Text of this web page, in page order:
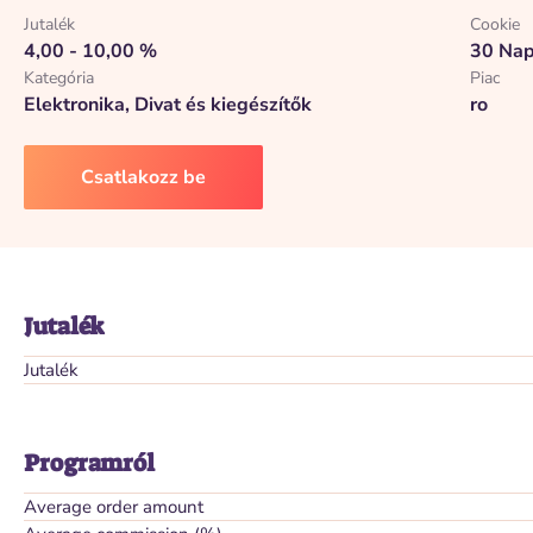
Jutalék
4,00 - 10,00 %
Cookie
30
Kategória
Elektronika, Divat és kiegészítők
Piac
ro
Csatlakozz be
Jutalék
Jutalék
Programról
Average order amount